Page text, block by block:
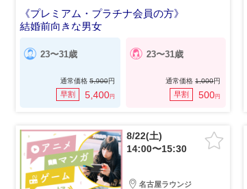
《プレミアム・プラチナ会員の方》
結婚前向きな男女
23〜31歳
通常価格5,900円
早割 5,400円
23〜31歳
通常価格1,000円
早割 500円
8/22(土)
14:00〜15:30
名古屋ラウンジ